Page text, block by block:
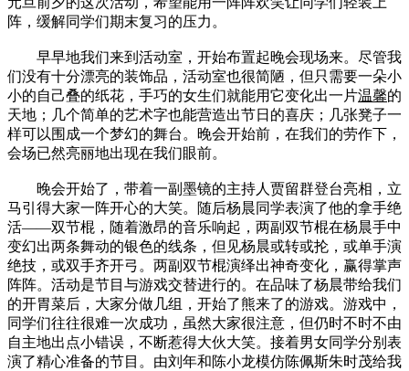
阵，缓解同学们期末复习的压力。
早早地我们来到活动室，开始布置起晚会现场来。尽管我
们没有十分漂亮的装饰品，活动室也很简陋，但只需要一朵小
小的自己叠的纸花，手巧的女生们就能用它变化出一片温馨的
天地；几个简单的艺术字也能营造出节日的喜庆；几张凳子一
样可以围成一个梦幻的舞台。晚会开始前，在我们的劳作下，
会场已然亮丽地出现在我们眼前。
晚会开始了，带着一副墨镜的主持人贾留群登台亮相，立
马引得大家一阵开心的大笑。随后杨晨同学表演了他的拿手绝
活——双节棍，随着激昂的音乐响起，两副双节棍在杨晨手中
变幻出两条舞动的银色的线条，但见杨晨或转或抡，或单手演
绝技，或双手齐开弓。两副双节棍演绎出神奇变化，赢得掌声
阵阵。活动是节目与游戏交替进行的。在品味了杨晨带给我们
的开胃菜后，大家分做几组，开始了熊来了的游戏。游戏中，
同学们往往很难一次成功，虽然大家很注意，但仍时不时不由
自主地出点小错误，不断惹得大伙大笑。接着男女同学分别表
演了精心准备的节目。由刘年和陈小龙模仿陈佩斯朱时茂给我